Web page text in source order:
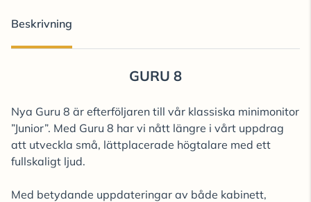
Beskrivning
GURU 8
Nya Guru 8 är efterföljaren till vår klassiska minimonitor
”Junior”. Med Guru 8 har vi nått längre i vårt uppdrag
att utveckla små, lättplacerade högtalare med ett
fullskaligt ljud.
Med betydande uppdateringar av både kabinett,